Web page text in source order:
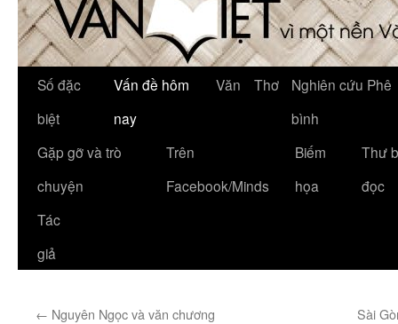
Số đặc
biệt
Vấn đề hôm
nay
Văn Thơ
Nghiên cứu Phê
bình
Gặp gỡ và trò
chuyện
Trên
Facebook/Minds
Biếm
họa
Thư
đọc
Tác
giả
← Nguyên Ngọc và văn chương Sài